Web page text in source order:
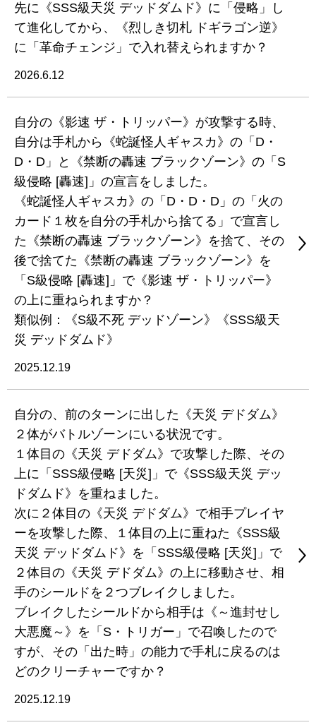
先に《SSS級天災 デッドダムド》に「侵略」し
て進化してから、《烈しき切札 ドギラゴン逆》
に「革命チェンジ」で入れ替えられますか？
2026.6.12
自分の《影速 ザ・トリッパー》が攻撃する時、
自分は手札から《蛇誕怪人ギャスカ》の「D・
D・D」と《禁断の轟速 ブラックゾーン》の「S
級侵略 [轟速]」の宣言をしました。
《蛇誕怪人ギャスカ》の「D・D・D」の「火の
カード１枚を自分の手札から捨てる」で宣言し
た《禁断の轟速 ブラックゾーン》を捨て、その
後で捨てた《禁断の轟速 ブラックゾーン》を
「S級侵略 [轟速]」で《影速 ザ・トリッパー》
の上に重ねられますか？
類似例：《S級不死 デッドゾーン》《SSS級天
災 デッドダムド》
2025.12.19
自分の、前のターンに出した《天災 デドダム》
２体がバトルゾーンにいる状況です。
１体目の《天災 デドダム》で攻撃した際、その
上に「SSS級侵略 [天災]」で《SSS級天災 デッ
ドダムド》を重ねました。
次に２体目の《天災 デドダム》で相手プレイヤ
ーを攻撃した際、１体目の上に重ねた《SSS級
天災 デッドダムド》を「SSS級侵略 [天災]」で
２体目の《天災 デドダム》の上に移動させ、相
手のシールドを２つブレイクしました。
ブレイクしたシールドから相手は《～進封せし
大悪魔～》を「S・トリガー」で召喚したので
すが、その「出た時」の能力で手札に戻るのは
どのクリーチャーですか？
2025.12.19